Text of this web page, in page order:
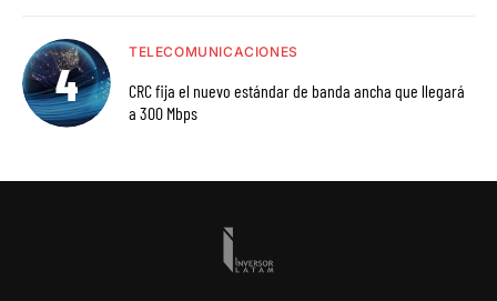
TELECOMUNICACIONES
CRC fija el nuevo estándar de banda ancha que llegará
a 300 Mbps